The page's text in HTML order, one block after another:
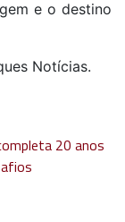
e o destino
Notícias.
20 anos